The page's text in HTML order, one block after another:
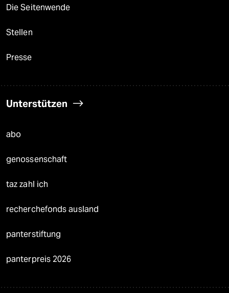
Die Seitenwende
Stellen
Presse
Unterstützen
abo
genossenschaft
taz zahl ich
recherchefonds ausland
panterstiftung
panterpreis 2026